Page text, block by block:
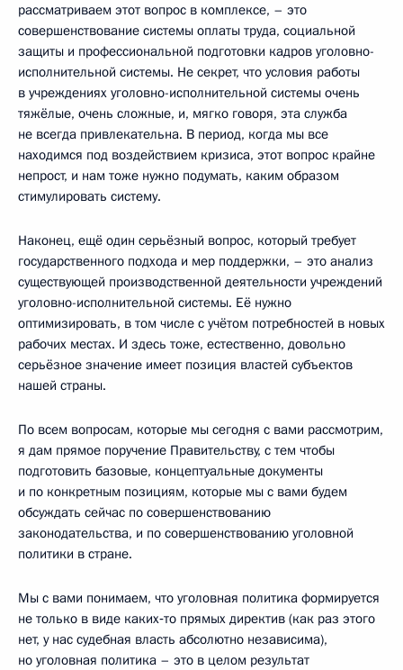
рассматриваем этот вопрос в комплексе, – это
совершенствование системы оплаты труда, социальной
защиты и профессиональной подготовки кадров уголовно-
исполнительной системы. Не секрет, что условия работы
в учреждениях уголовно-исполнительной системы очень
тяжёлые, очень сложные, и, мягко говоря, эта служба
не всегда привлекательна. В период, когда мы все
находимся под воздействием кризиса, этот вопрос крайне
непрост, и нам тоже нужно подумать, каким образом
стимулировать систему.
Наконец, ещё один серьёзный вопрос, который требует
государственного подхода и мер поддержки, – это анализ
существующей производственной деятельности учреждений
уголовно-исполнительной системы. Её нужно
оптимизировать, в том числе с учётом потребностей в новых
рабочих местах. И здесь тоже, естественно, довольно
серьёзное значение имеет позиция властей субъектов
нашей страны.
По всем вопросам, которые мы сегодня с вами рассмотрим,
я дам прямое поручение Правительству, с тем чтобы
подготовить базовые, концептуальные документы
и по конкретным позициям, которые мы с вами будем
обсуждать сейчас по совершенствованию
законодательства, и по совершенствованию уголовной
политики в стране.
Мы с вами понимаем, что уголовная политика формируется
не только в виде каких‑то прямых директив (как раз этого
нет, у нас судебная власть абсолютно независима),
но уголовная политика – это в целом результат